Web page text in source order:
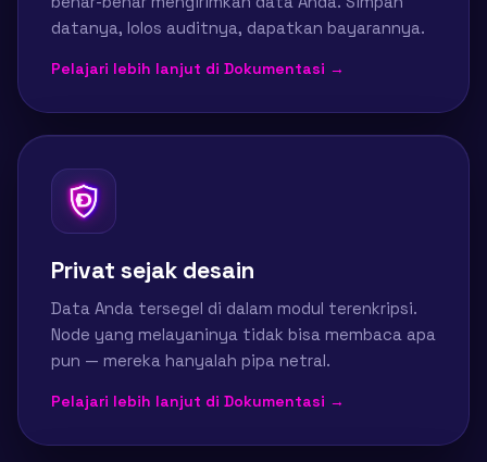
datanya, lolos auditnya, dapatkan bayarannya.
Pelajari lebih lanjut di Dokumentasi →
Privat sejak desain
Data Anda tersegel di dalam modul terenkripsi.
Node yang melayaninya tidak bisa membaca apa
pun — mereka hanyalah pipa netral.
Pelajari lebih lanjut di Dokumentasi →